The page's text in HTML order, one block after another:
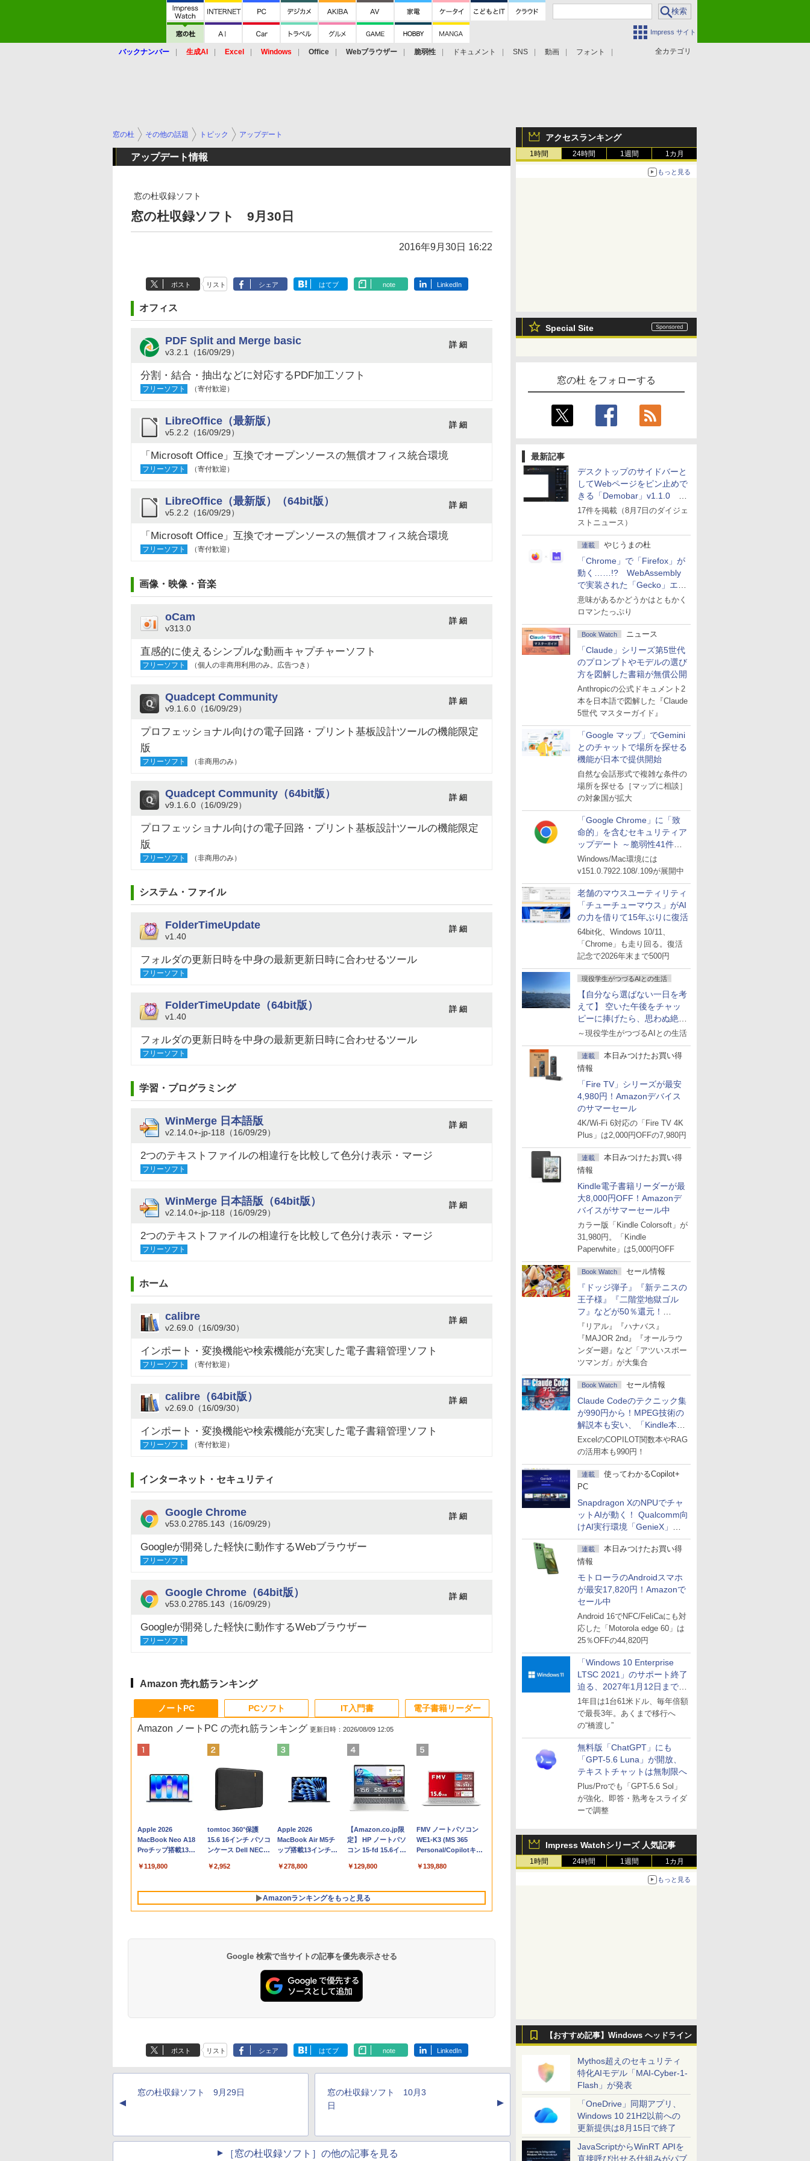
Impress サイト
全カテゴリ
バックナンバー 生成AI Excel Windows Office Webブラウザー 脆弱性 ドキュメント SNS 動画 フォント
アクセスランキング
1時間 24時間 1週間 1カ月
もっと見る
Special Site
窓の杜 をフォローする
最新記事
デスクトップのサイドバーと
してWebページをピン止めで
きる「Demobar」v1.1.0 ほ
か
17件を掲載（8月7日のダイジェ
ストニュース）
連載 やじうまの杜
「Chrome」で「Firefox」が
動く……!? WebAssembly
で実装された「Gecko」エン
ジン
意味があるかどうかはともかく
ロマンたっぷり
Book Watch ニュース
「Claude」シリーズ第5世代
のプロンプトやモデルの選び
方を図解した書籍が無償公開
Anthropicの公式ドキュメント2
本を日本語で図解した『Claude
5世代 マスターガイド』
「Google マップ」でGemini
とのチャットで場所を探せる
機能が日本で提供開始
自然な会話形式で複雑な条件の
場所を探せる［マップに相談］
の対象国が拡大
「Google Chrome」に「致
命的」を含むセキュリティア
ップデート ～脆弱性41件に
対処
Windows/Mac環境には
v151.0.7922.108/.109が展開中
老舗のマウスユーティリティ
「チューチューマウス」がAI
の力を借りて15年ぶりに復活
64bit化、Windows 10/11、
「Chrome」も走り回る。復活
記念で2026年末まで500円
現役学生がつづるAIとの生活
【自分なら選ばない一日を考
えて】 空いた午後をチャッ
ピーに捧げたら、思わぬ絶景
に出会った話
～現役学生がつづるAIとの生活
連載
本日みつけたお買い得
情報
「Fire TV」シリーズが最安
4,980円！Amazonデバイス
のサマーセール
4K/Wi-Fi 6対応の「Fire TV 4K
Plus」は2,000円OFFの7,980円
連載
本日みつけたお買い得
情報
Kindle電子書籍リーダーが最
大8,000円OFF！Amazonデ
バイスがサマーセール中
カラー版「Kindle Colorsoft」が
31,980円。「Kindle
Paperwhite」は5,000円OFF
Book Watch セール情報
『ドッジ弾子』『新テニスの
王子様』『二階堂地獄ゴル
フ』などが50％還元！
Amazonマンガ週末セール
『リアル』『ハナバス』
『MAJOR 2nd』『オールラウ
ンダー廻』など「アツいスポー
ツマンガ」が大集合
Book Watch セール情報
Claude Codeのテクニック集
が990円から！MPEG技術の
解説本も安い、「Kindle本サ
マーセール」第2弾開始！
ExcelのCOPILOT関数本やRAG
の活用本も990円！
連載
使ってわかるCopilot+
PC
Snapdragon XのNPUでチャ
ットAIが動く！ Qualcomm向
けAI実行環境「GenieX」を
試してみた
連載
本日みつけたお買い得
情報
モトローラのAndroidスマホ
が最安17,820円！Amazonで
セール中
Android 16でNFC/FeliCaにも対
応した「Motorola edge 60」は
25％OFFの44,820円
「Windows 10 Enterprise
LTSC 2021」のサポート終了
迫る、2027年1月12日まで
～ESUは9月1日から販売
1年目は1台61米ドル、毎年倍額
で最長3年。あくまで移行へ
の“橋渡し”
無料版「ChatGPT」にも
「GPT-5.6 Luna」が開放、
テキストチャットは無制限へ
Plus/Proでも「GPT-5.6 Sol」
が強化、即答・熟考をスライダ
ーで調整
Impress Watchシリーズ 人気記事
1時間 24時間 1週間 1カ月
もっと見る
【おすすめ記事】Windows ヘッドライン
Mythos超えのセキュリティ
特化AIモデル「MAI-Cyber-1-
Flash」が発表
「OneDrive」同期アプリ、
Windows 10 21H2以前への
更新提供は8月15日で終了
JavaScriptからWinRT APIを
直接呼び出せる仕組みがパブ
窓の杜 その他の話題 トピック アップデート
アップデート情報
窓の杜収録ソフト
窓の杜収録ソフト 9月30日
2016年9月30日 16:22
ポスト リスト シェア はてブ note LinkedIn
オフィス
PDF Split and Merge basic
v3.2.1（16/09/29）
詳 細
分割・結合・抽出などに対応するPDF加工ソフト
フリーソフト （寄付歓迎）
LibreOffice（最新版）
v5.2.2（16/09/29）
詳 細
「Microsoft Office」互換でオープンソースの無償オフィス統合環境
フリーソフト （寄付歓迎）
LibreOffice（最新版）（64bit版）
v5.2.2（16/09/29）
詳 細
「Microsoft Office」互換でオープンソースの無償オフィス統合環境
フリーソフト （寄付歓迎）
画像・映像・音楽
oCam
v313.0
詳 細
直感的に使えるシンプルな動画キャプチャーソフト
フリーソフト （個人の非商用利用のみ。広告つき）
Quadcept Community
v9.1.6.0（16/09/29）
詳 細
プロフェッショナル向けの電子回路・プリント基板設計ツールの機能限定
版
フリーソフト （非商用のみ）
Quadcept Community（64bit版）
v9.1.6.0（16/09/29）
詳 細
プロフェッショナル向けの電子回路・プリント基板設計ツールの機能限定
版
フリーソフト （非商用のみ）
システム・ファイル
FolderTimeUpdate
v1.40
詳 細
フォルダの更新日時を中身の最新更新日時に合わせるツール
フリーソフト
FolderTimeUpdate（64bit版）
v1.40
詳 細
フォルダの更新日時を中身の最新更新日時に合わせるツール
フリーソフト
学習・プログラミング
WinMerge 日本語版
v2.14.0+-jp-118（16/09/29）
詳 細
2つのテキストファイルの相違行を比較して色分け表示・マージ
フリーソフト
WinMerge 日本語版（64bit版）
v2.14.0+-jp-118（16/09/29）
詳 細
2つのテキストファイルの相違行を比較して色分け表示・マージ
フリーソフト
ホーム
calibre
v2.69.0（16/09/30）
詳 細
インポート・変換機能や検索機能が充実した電子書籍管理ソフト
フリーソフト （寄付歓迎）
calibre（64bit版）
v2.69.0（16/09/30）
詳 細
インポート・変換機能や検索機能が充実した電子書籍管理ソフト
フリーソフト （寄付歓迎）
インターネット・セキュリティ
Google Chrome
v53.0.2785.143（16/09/29）
詳 細
Googleが開発した軽快に動作するWebブラウザー
フリーソフト
Google Chrome（64bit版）
v53.0.2785.143（16/09/29）
詳 細
Googleが開発した軽快に動作するWebブラウザー
フリーソフト
Amazon 売れ筋ランキング
ノートPC
Amazon ノートPC の売れ筋ランキング 更新日時：2026/08/09 12:05
Apple 2026
MacBook Neo A18
Proチップ搭載13イ
AIとApple
設計、Liquid Retina
ユニファイドメモ
￥119,800
tomtoc 360°保護
15.6 16インチ パソコ
ンケース Dell NEC
dynabook Lenovo
￥2,952
Apple 2026
MacBook Air M5チ
ップ搭載13インチノ
Apple Intelligence、
Retinaディスプレ
イ、16GBユニファイ
ドメモリ、1TB SSD
ド、Touch ID - ミッ
ドナイト
￥278,800
【Amazon.co.jp限
定】 HP ノートパソ
コン 15-fd 15.6イン
512GB SSD インテ
￥129,800
FMV ノートパソコン
WE1-K3 (MS 365
Personal/Copilotキー
型/Core i5/16GB/SSD
FMVWK3E15W_AZ
￥139,880
Amazonランキングをもっと見る
PCソフト
バーチャルアイテム
を含む】 【オンライ
ブロックス | オンラ
￥1,300
バーチャルアイテム
を含む】 【オンライ
ブロックス |オンライ
￥1,600
定バーチャルアイテ
ムを含む】 【オンラ
ロブロックス | オン
￥3,200
2024(最新 永続版)|オ
ンラインコード
10/mac対応|PC2台
￥39,582
フト): Java & Bedrock
Edition | オンラインコ
￥3,600
IT入門書
￥1,766
デザイン入門講座
［第2版］
￥1,292
非エンジニア 初心者
素人 でも安心 使い方
もコンテンツ作成に
非エンジニアのため
のAIコーディング入
￥99
出す プロンプトの言
葉 AI画像生成シリー
Labo)
￥480
ードウェア・市販ソフ
トウェアのパーフェク
レータ紹介
￥1,600
電子書籍リーダー
ない、大きな画面で
読みやすい、6週間持
チディスプレイ電子
チャ、16GB、広告な
￥16,980
ション (32GB) 7イン
チディスプレイ、明
調節ライト、12週間
告なし、メタリック
￥27,980
7インチディスプレ
イ、色調調節ライ
テリー、広告なし、
￥22,980
トレージ、防水、7イ
ンチカラーディスプ
ト、最大8週間持続バ
し、ブラック (2025
￥31,980
インチカラーディスプ
レイ、64GBストレー
明るさ自動調整、色調
ムペン付き、グラファ
￥115,980
Google 検索で当サイトの記事を優先表示させる
ポスト リスト シェア はてブ note LinkedIn
▲
窓の杜収録ソフト 9月29日
窓の杜収録ソフト 10月3
日
▲
［窓の杜収録ソフト］の他の記事を見る